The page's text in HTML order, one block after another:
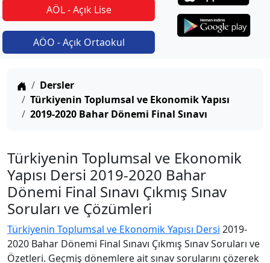
AÖL - Açık Lise
AÖO - Açık Ortaokul
Anasayfa
Dersler
Türkiyenin Toplumsal ve Ekonomik Yapısı
2019-2020 Bahar Dönemi Final Sınavı
Türkiyenin Toplumsal ve Ekonomik
Yapısı Dersi 2019-2020 Bahar
Dönemi Final Sınavı Çıkmış Sınav
Soruları ve Çözümleri
Türkiyenin Toplumsal ve Ekonomik Yapısı Dersi 2019-
2020 Bahar Dönemi Final Sınavı Çıkmış Sınav Soruları ve
Özetleri. Geçmiş dönemlere ait sınav sorularını çözerek